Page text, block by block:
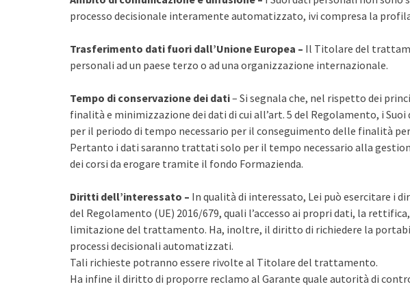
processo decisionale interamente automatizzato, ivi compresa la
Trasferimento dati fuori dall’Unione Europea – Il Titolare del
personali ad un paese terzo o ad una organizzazione internazionale.
Tempo di conservazione dei dati– Si segnala che, nel rispetto dei
finalità e minimizzazione dei dati di cui all’art. 5 del Regolamento, i
per il periodo di tempo necessario per il conseguimento delle finalità
Pertanto i dati saranno trattati solo per il tempo necessario alla
dei corsi da erogare tramite il fondo Formazienda.
Diritti dell’interessato – In qualità di interessato, Lei può esercitare i
del Regolamento (UE) 2016/679, quali l’accesso ai propri dati, la
limitazione del trattamento. Ha, inoltre, il diritto di richiedere la
processi decisionali automatizzati.
Tali richieste potranno essere rivolte al Titolare del trattamento.
Ha infine il diritto di proporre reclamo al Garante quale autorità di